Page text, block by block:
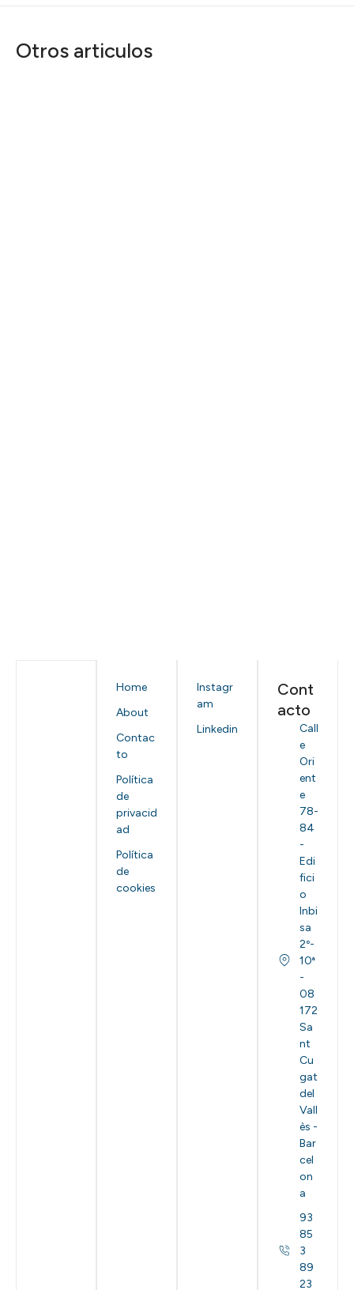
Otros articulos
Home
About
Contac
to
Política
de
privacid
ad
Política
de
cookies
Instagr
am
Linkedin
Cont
acto
Call
e
Ori
ent
e
78-
84
-
Edi
fici
o
Inbi
sa
2º-
10ª
-
08
172
Sa
nt
Cu
gat
del
Vall
ès -
Bar
cel
on
a
93
85
3
89
23